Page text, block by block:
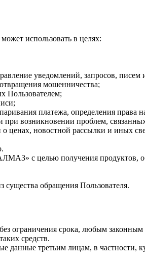
использовать в целях:
уведомлений, запросов, писем
мошенничества;
Пользователем;
платежа, определения права
возникновении проблем,
ценах, новостной рассылки и
с целью получения продуктов,
обращения Пользователя.
ограничения срока, любым
средств.
третьим лицам, в частности,